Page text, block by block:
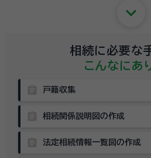
keyboard_arrow_down
相続に必要な
こんなにあ
戸籍収集
相続関係説明図の作成
法定相続情報一覧図の作成